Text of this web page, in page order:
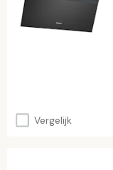
Vergelijk